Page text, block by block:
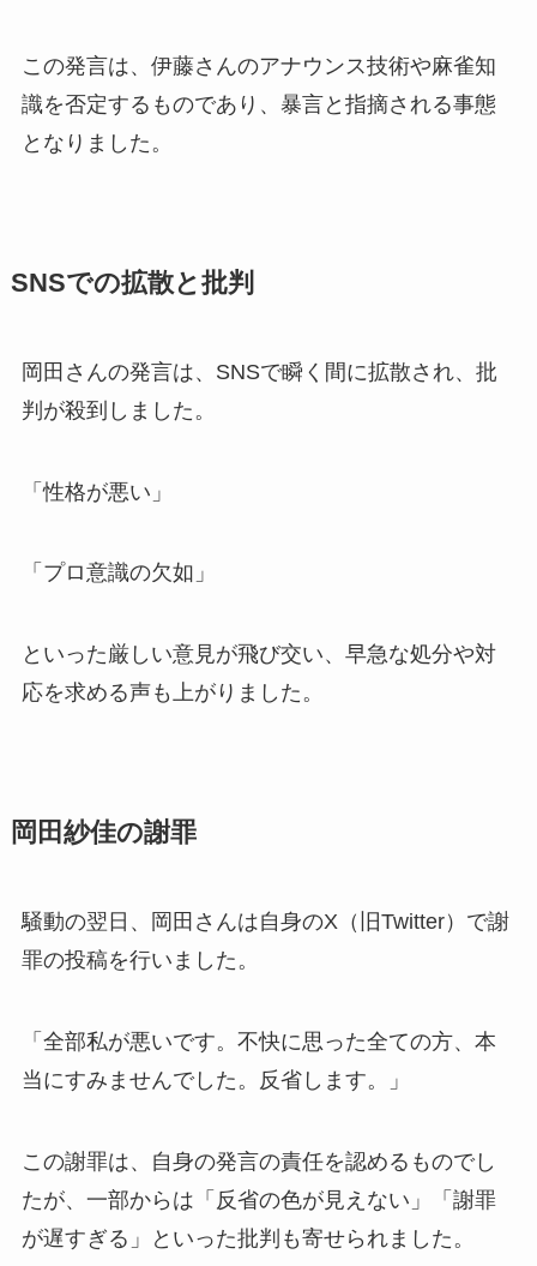
この発言は、伊藤さんのアナウンス技術や麻雀知
識を否定するものであり、暴言と指摘される事態
となりました。
SNSでの拡散と批判
岡田さんの発言は、SNSで瞬く間に拡散され、批
判が殺到しました。
「性格が悪い」
「プロ意識の欠如」
といった厳しい意見が飛び交い、早急な処分や対
応を求める声も上がりました。
岡田紗佳の謝罪
騒動の翌日、岡田さんは自身のX（旧Twitter）で謝
罪の投稿を行いました。
「全部私が悪いです。不快に思った全ての方、本
当にすみませんでした。反省します。」
この謝罪は、自身の発言の責任を認めるものでし
たが、一部からは「反省の色が見えない」「謝罪
が遅すぎる」といった批判も寄せられました。